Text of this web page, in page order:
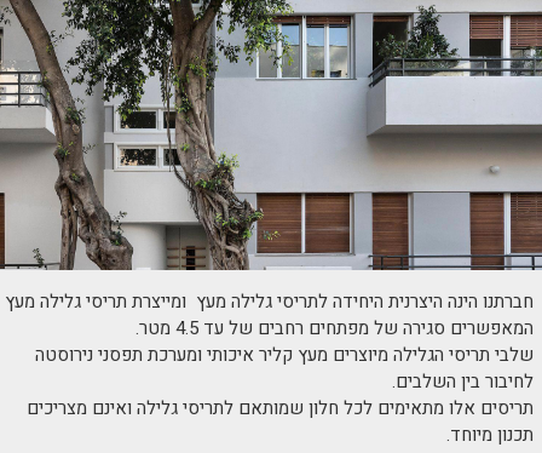
חברתנו הינה היצרנית היחידה לתריסי גלילה מעץ ומייצרת תריסי גלילה מעץ
המאפשרים סגירה של מפתחים רחבים של עד 4.5 מטר.
שלבי תריסי הגלילה מיוצרים מעץ קליר איכותי ומערכת תפסני נירוסטה
לחיבור בין השלבים.
תריסים אלו מתאימים לכל חלון שמותאם לתריסי גלילה ואינם מצריכים
תכנון מיוחד.